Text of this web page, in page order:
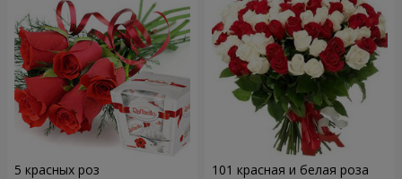
5 красных роз 101 красная и белая роза